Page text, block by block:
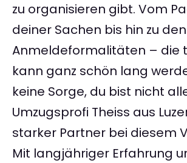
zu organisieren gibt. Vom
deiner Sachen bis hin zu
Anmeldeformalitäten – die
kann ganz schön lang
keine Sorge, du bist nicht
Umzugsprofi Theiss aus
starker Partner bei diesem
Mit langjähriger Erfahrung